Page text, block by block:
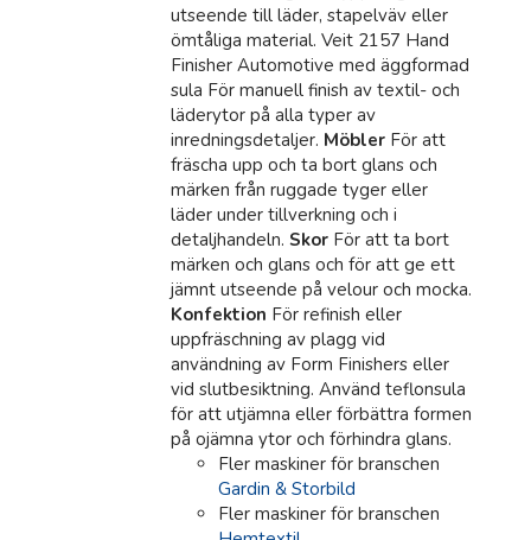
utseende till läder, stapelväv eller
ömtåliga material. Veit 2157 Hand
Finisher Automotive med äggformad
sula För manuell finish av textil- och
läderytor på alla typer av
inredningsdetaljer. MöblerFör att
fräscha upp och ta bort glans och
märken från ruggade tyger eller
läder under tillverkning och i
detaljhandeln. SkorFör att ta bort
märken och glans och för att ge ett
jämnt utseende på velour och mocka.
Konfektion För refinish eller
uppfräschning av plagg vid
användning av Form Finishers eller
vid slutbesiktning. Använd teflonsula
för att utjämna eller förbättra formen
på ojämna ytor och förhindra glans.
Fler maskiner för branschen
Gardin & Storbild
Fler maskiner för branschen